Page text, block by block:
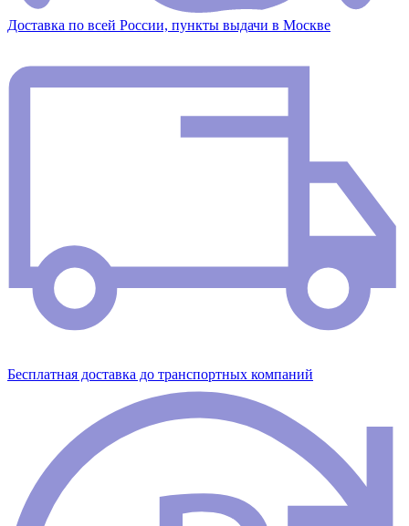
Доставка по всей России, пункты выдачи в Москве
Бесплатная доставка до транспортных компаний